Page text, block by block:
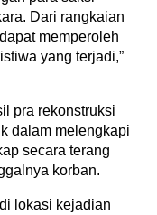
Dari rangkaian
memperoleh
yang terjadi,”
pra rekonstruksi
dalam melengkapi
secara terang
korban.
lokasi kejadian